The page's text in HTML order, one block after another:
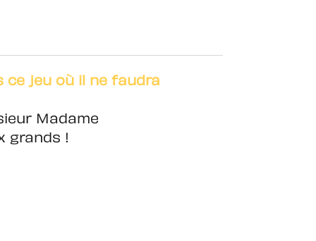
ce jeu où il ne faudra
Madame
grands !